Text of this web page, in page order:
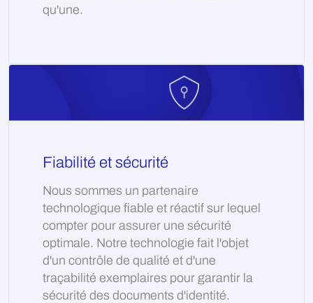
qu'une.
Fiabilité et sécurité
Nous sommes un partenaire
technologique fiable et réactif sur lequel
compter pour assurer une sécurité
optimale. Notre technologie fait l'objet
d'un contrôle de qualité et d'une
traçabilité exemplaires pour garantir la
sécurité des documents d'identité.